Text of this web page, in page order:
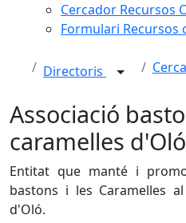
Cercador Recursos
Formulari Recursos
Directoris
Associació
caramelles d'Oló
Entitat que manté i
bastons i les Caramelles
d'Oló.